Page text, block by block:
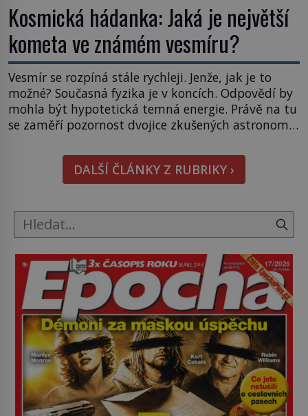
Kosmická hádanka: Jaká je největší
kometa ve známém vesmíru?
Vesmír se rozpíná stále rychleji. Jenže, jak je to
možné? Současná fyzika je v koncích. Odpovědí by
mohla být hypotetická temná energie. Právě na tu
se zaměří pozornost dvojice zkušených astronomů.
hmatatelnějšího. Naprosto rekordní kometu!
Astronomové Pedro Bernardinelli a Gary Bernstein
mravenčí prací zkoumají archivní snímky v rámci
DALŠÍ ČLÁNKY Z RUBRIKY ›